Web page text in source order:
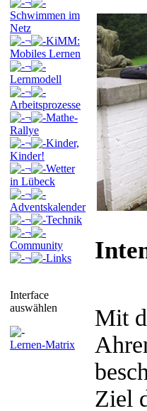
¬
Schwimmen im
Netz
¬
KiMM:
Mobiles Lernen
¬
Lernmodell
¬
Arbeitsprozesse
¬
Mathe-
Rallye
¬
Kinder,
Kinder!
¬
Wetter
in Lübeck
¬
Adventskalender
¬
Technik
¬
Community
¬
Links
Interface
auswählen
Lernen-Matrix
Mit
Ziel